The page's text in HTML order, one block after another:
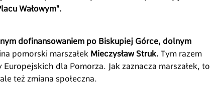
Wałowym".
dofinansowaniem po Biskupiej Górce, dolnym
pomorski marszałek Mieczysław Struk. Tym razem
dla Pomorza. Jak zaznacza marszałek, to
też zmiana społeczna.